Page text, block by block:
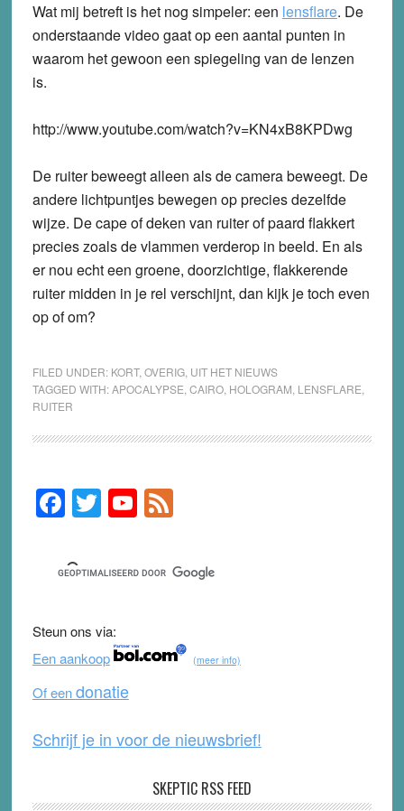
Wat mij betreft is het nog simpeler: een lensflare. De
onderstaande video gaat op een aantal punten in
waarom het gewoon een spiegeling van de lenzen
is.
http://www.youtube.com/watch?v=KN4xB8KPDwg
De ruiter beweegt alleen als de camera beweegt. De
andere lichtpuntjes bewegen op precies dezelfde
wijze. De cape of deken van ruiter of paard flakkert
precies zoals de vlammen verderop in beeld. En als
er nou echt een groene, doorzichtige, flakkerende
ruiter midden in je rel verschijnt, dan kijk je toch even
op of om?
FILED UNDER: KORT,OVERIG, UIT HET NIEUWS
TAGGED WITH:APOCALYPSE,CAIRO, HOLOGRAM, LENSFLARE,
RUITER
Primary
Sidebar
F
a
c
e
b
o
o
k
T
wi
tt
er
Y
o
u
T
b
e
F
e
d
Steun ons via:
Een aankoop
(meer info)
Of eendonatie
Schrijf je in voor de nieuwsbrief!
SKEPTIC RSS FEED